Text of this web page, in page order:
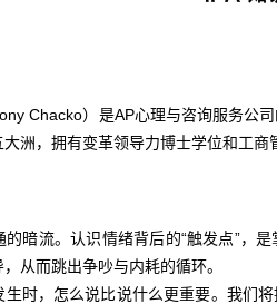
Chacko）是AP心理与咨询服务公
洲，拥有变革领导力博士学位和工商
的暗流。认识情绪背后的“触发点”，
从而跳出争吵与内耗的循环。
生时，怎么说比说什么更重要。我们